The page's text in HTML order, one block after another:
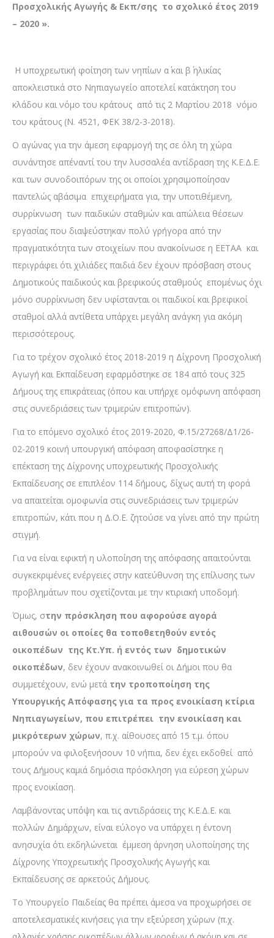
Προσχολικής Αγωγής & Εκπ/σης το σχολικό έτος 2019
– 2020 ».
Η υποχρεωτική φοίτηση των νηπίων α΄ και β΄ ηλικίας
αποκλειστικά στο Νηπιαγωγείο αποτελεί κατάκτηση του
κλάδου και νόμο του κράτους από τις 2 Μαρτίου 2018 νόμο
του κράτους (Ν. 4521, ΦΕΚ 38/2-3-2018).
Ο αγώνας για την άμεση εφαρμογή της σε όλη τη χώρα
συνάντησε απέναντί του την λυσσαλέα αντίδραση της Κ.Ε.Δ.Ε.
και των συνοδοιπόρων της οι οποίοι χρησιμοποίησαν
παντελώς αβάσιμα επιχειρήματα για, την υποτιθέμενη,
συρρίκνωση των παιδικών σταθμών και απώλεια θέσεων
εργασίας που διαψεύστηκαν πολύ γρήγορα από την
πραγματικότητα των στοιχείων που ανακοίνωσε η ΕΕΤΑΑ και
περιγράφει ότι χιλιάδες παιδιά δεν έχουν πρόσβαση στους
Δημοτικούς παιδικούς και βρεφικούς σταθμούς επομένως όχι
μόνο συρρίκνωση δεν υφίστανται οι παιδικοί και βρεφικοί
σταθμοί αλλά αντίθετα υπάρχει μεγάλη ανάγκη για ακόμη
περισσότερους.
Για το τρέχον σχολικό έτος 2018-2019 η Δίχρονη Προσχολική
Αγωγή και Εκπαίδευση εφαρμόστηκε σε 184 από τους 325
Δήμους της επικράτειας (όπου και υπήρχε ομόφωνη απόφαση
στις συνεδριάσεις των τριμερών επιτροπών).
Για το επόμενο σχολικό έτος 2019-2020, Φ.15/27268/Δ1/26-
02-2019 κοινή υπουργική απόφαση αποφασίστηκε η
επέκταση της Δίχρονης υποχρεωτικής Προσχολικής
Εκπαίδευσης σε επιπλέον 114 δήμους, δίχως αυτή τη φορά
να απαιτείται ομοφωνία στις συνεδριάσεις των τριμερών
επιτροπών, κάτι που η Δ.Ο.Ε. ζητούσε να γίνει από την πρώτη
στιγμή.
Για να είναι εφικτή η υλοποίηση της απόφασης απαιτούνται
συγκεκριμένες ενέργειες στην κατεύθυνση της επίλυσης των
προβλημάτων που σχετίζονται με την κτιριακή υποδομή.
Όμως, στην πρόσκληση που αφορούσε αγορά
αιθουσών οι οποίες θα τοποθετηθούν εντός
οικοπέδων της Κτ.Υπ. ή εντός των δημοτικών
οικοπέδων, δεν έχουν ανακοινωθεί οι Δήμοι που θα
συμμετέχουν, ενώ μετά την τροποποίηση της
Υπουργικής Απόφασης για τα προς ενοικίαση κτίρια
Νηπιαγωγείων, που επιτρέπει την ενοικίαση και
μικρότερων χώρων, π.χ. αίθουσες από 15 τ.μ. όπου
μπορούν να φιλοξενήσουν 10 νήπια, δεν έχει εκδοθεί από
τους Δήμους καμιά δημόσια πρόσκληση για εύρεση χώρων
προς ενοικίαση.
Λαμβάνοντας υπόψη και τις αντιδράσεις της Κ.Ε.Δ.Ε. και
πολλών Δημάρχων, είναι εύλογο να υπάρχει η έντονη
ανησυχία ότι εκδηλώνεται έμμεση άρνηση υλοποίησης της
Δίχρονης Υποχρεωτικής Προσχολικής Αγωγής και
Εκπαίδευσης σε αρκετούς Δήμους.
Το Υπουργείο Παιδείας θα πρέπει άμεσα να προχωρήσει σε
αποτελεσματικές κινήσεις για την εξεύρεση χώρων (π.χ.